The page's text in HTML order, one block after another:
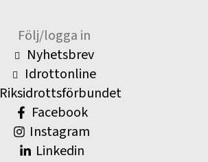
Följ/logga in
Nyhetsbrev
Idrottonline
Riksidrottsförbundet
Facebook
Instagram
Linkedin